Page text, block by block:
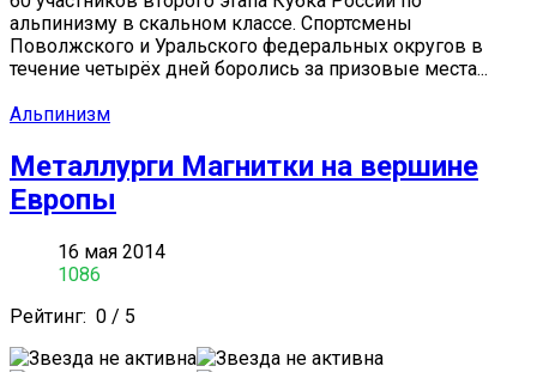
альпинизму в скальном классе. Спортсмены
Поволжского и Уральского федеральных округов в
течение четырёх дней боролись за призовые места...
Альпинизм
Металлурги Магнитки на вершине
Европы
16 мая 2014
1086
Рейтинг: 0 / 5